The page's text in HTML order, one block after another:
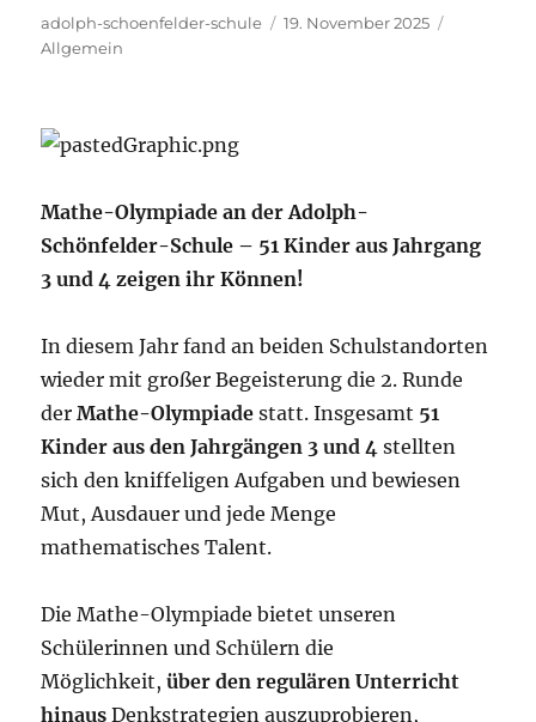
Autor
adolph-schoenfelder-schule
Veröffentlicht
19. November 2025
Allgemein
Mathe-Olympiade an der Adolph-
Schönfelder-Schule – 51 Kinder aus Jahrgang
3 und 4 zeigen ihr Können!
In diesem Jahr fand an beiden Schulstandorten
wieder mit großer Begeisterung die 2. Runde
derMathe-Olympiade statt. Insgesamt 51
Kinder aus den Jahrgängen 3 und 4 stellten
sich den kniffeligen Aufgaben und bewiesen
Mut, Ausdauer und jede Menge
mathematisches Talent.
Die Mathe-Olympiade bietet unseren
Schülerinnen und Schülern die
Möglichkeit,über den regulären Unterricht
hinaus Denkstrategien auszuprobieren,